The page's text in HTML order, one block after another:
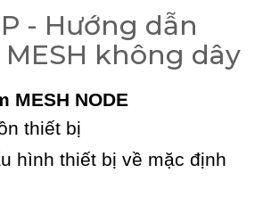
- Hướng dẫn
không dây
MESH NODE
thiết bị
hình thiết bị về mặc định